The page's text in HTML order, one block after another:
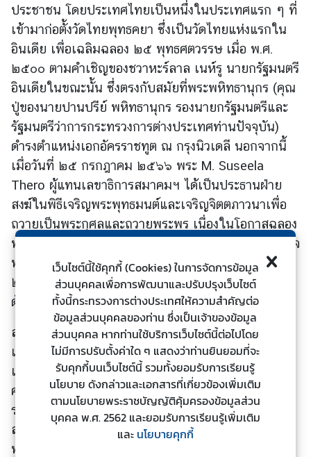
ต่
ง
ป
ร
ะ
เ
ท
ศ
บ
ริ
า
ประชาชน โดยประเทศไทยเป็นหนึ่งในประเทศแรก ๆ ที่
เข้ามาก่อตั้งวัดไทยพุทธคยา ซึ่งเป็นวัดไทยแห่งแรกใน
อินเดีย เพื่อเฉลิมฉลอง ๒๕ พุทธศตวรรษ เมื่อ พ.ศ.
๒๕๐๐ ตามคำเชิญของชวาหะร์ลาล เนห์รู นายกรัฐมนตรี
อินเดียในขณะนั้น ซึ่งตรงกับสมัยที่พระพหิทธานุกร (คุณ
ปู่ของนายปานปรีย์ พหิทธานุกร รองนายกรัฐมนตรีและ
รัฐมนตรีว่าการกระทรวงการต่างประเทศท่านปัจจุบัน)
ดำรงตำแหน่งเอกอัครราชทูต ณ กรุงนิวเดลี นอกจากนี้
เมื่อวันที่ ๒๕ กรกฎาคม ๒๕๖๖ พระ M. Suseela
Thero ผู้แทนเลขาธิการสมาคมฯ ได้เป็นประธานฝ่าย
สงฆ์ในพิธีเจริญพระพุทธมนต์และเจริญจิตตภาวนาเพื่อ
ถวายเป็นพระกุศลและถวายพระพร เนื่องในโอกาสฉลอง
พระชนมายุ ๘ รอบ สมเด็จพระอริยวงศาคตญาณ สมเด็จ
พระสังฆราช สกลมหาสังฆปรินายก วันที่ ๒๖ มิถุนายน
๒๕๖๖ ซึ่งสถานกงสุลใหญ่ฯ จัดร่วมกับวัดไทยพุทธคยา
ด้วย
สมาคมมหาโพธิแห่งอินเดีย ซึ่งเป็นองค์กรเก่าแก่ก่อตั้ง
เมื่อ พ.ศ. ๒๔๓๔ เพื่ออนุรักษ์สังเวชนียสถานในอินเดีย
และเนปาล โดยเฉพาะอย่างยิ่งการต่อสู้เพื่อให้วัดพระ
ศรีมหาโพธิ์ อำเภอพุทธคยา รัฐพิหาร เป็นสถานที่สักกา
ระบูชาและสังเวชนียสถานสำหรับชาวพุทธทั่วโลก โดย
สมาคมฯ เป็นองค์กรแห่งแรกของอินเดียที่ได้รับ
พระราชทานพระไตรปิฎกสากล อักษรโรมัน จากสมเด็จ
เว็บไซต์นี้ใช้คุกกี้ (Cookies) ในการจัดการข้อมูล
ส่วนบุคคลเพื่อการพัฒนาและปรับปรุงเว็บไซต์
ทั้งนี้กระทรวงการต่างประเทศให้ความสำคัญต่อ
ข้อมูลส่วนบุคคลของท่าน ซึ่งเป็นเจ้าของข้อมูล
ส่วนบุคคล หากท่านใช้บริการเว็บไซต์นี้ต่อไปโดย
ไม่มีการปรับตั้งค่าใด ๆ แสดงว่าท่านยินยอมที่จะ
รับคุกกี้บนเว็บไซต์นี้ รวมทั้งยอมรับการเรียนรู้
นโยบาย ดังกล่าวและเอกสารที่เกี่ยวข้องเพิ่มเติม
ตามนโยบายพระราชบัญญัติคุ้มครองข้อมูลส่วน
บุคคล พ.ศ. 2562 และยอมรับการเรียนรู้เพิ่มเติม
และ นโยบายคุกกี้